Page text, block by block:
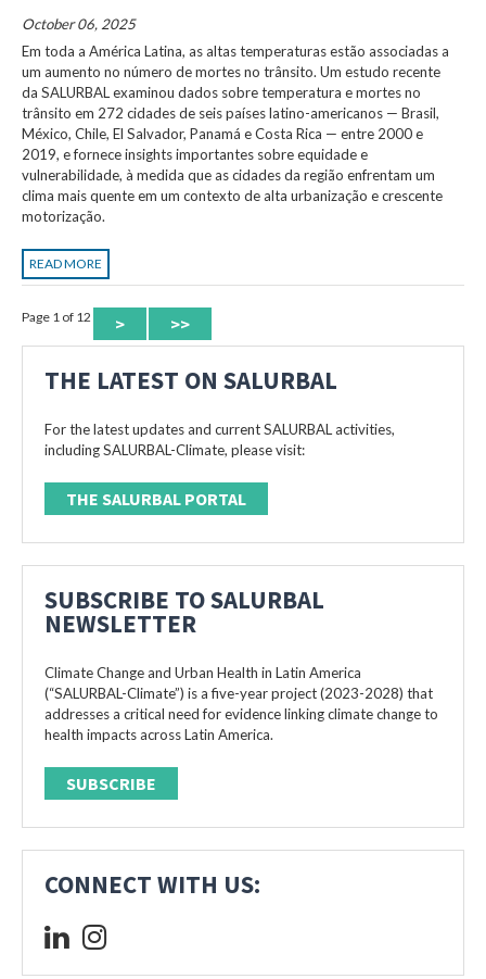
October 06, 2025
Em toda a América Latina, as altas temperaturas estão associadas a
um aumento no número de mortes no trânsito. Um estudo recente
da SALURBAL examinou dados sobre temperatura e mortes no
trânsito em 272 cidades de seis países latino-americanos — Brasil,
México, Chile, El Salvador, Panamá e Costa Rica — entre 2000 e
2019, e fornece insights importantes sobre equidade e
vulnerabilidade, à medida que as cidades da região enfrentam um
clima mais quente em um contexto de alta urbanização e crescente
motorização.
READ MORE
Page 1 of 12 > >>
THE LATEST ON SALURBAL
For the latest updates and current SALURBAL activities,
including SALURBAL-Climate, please visit:
THE SALURBAL PORTAL
SUBSCRIBE TO SALURBAL
NEWSLETTER
Climate Change and Urban Health in Latin America
(“SALURBAL-Climate”) is a five-year project (2023-2028) that
addresses a critical need for evidence linking climate change to
health impacts across Latin America.
SUBSCRIBE
CONNECT WITH US: